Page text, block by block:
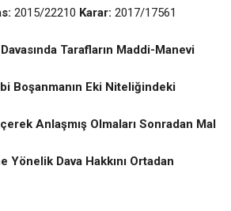
2015/22210 Karar: 2017/17561
Tarafların Maddi-Manevi
Boşanmanın Eki Niteliğindeki
Anlaşmış Olmaları Sonradan Mal
Yönelik Dava Hakkını Ortadan